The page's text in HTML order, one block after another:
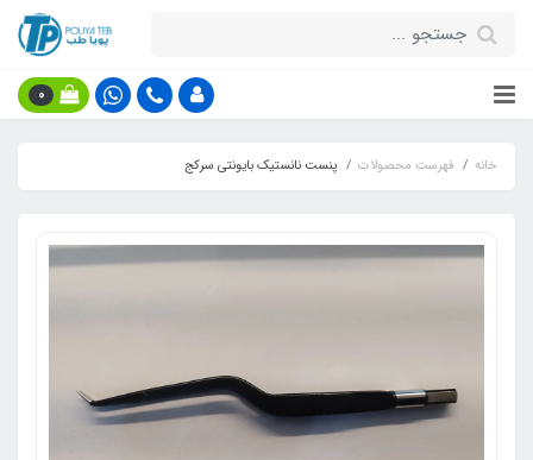
0
خانه فهرست محصولات پنست نانستیک بایونتی سرکج